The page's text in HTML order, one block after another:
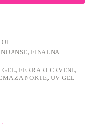
,FINALNA
GEL,FERRARI CRVENI,
ZA NOKTE, UV GEL